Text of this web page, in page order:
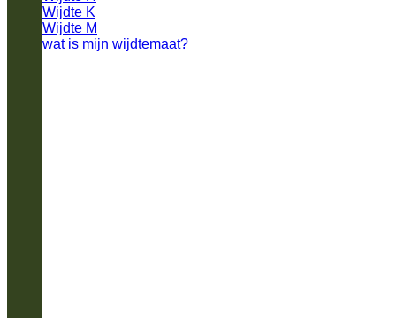
Wijdte K
Wijdte M
wat is mijn wijdtemaat?